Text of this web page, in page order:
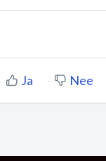
Ja Nee